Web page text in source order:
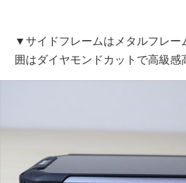
▼サイドフレームはメタルフレー
囲はダイヤモンドカットで高級感